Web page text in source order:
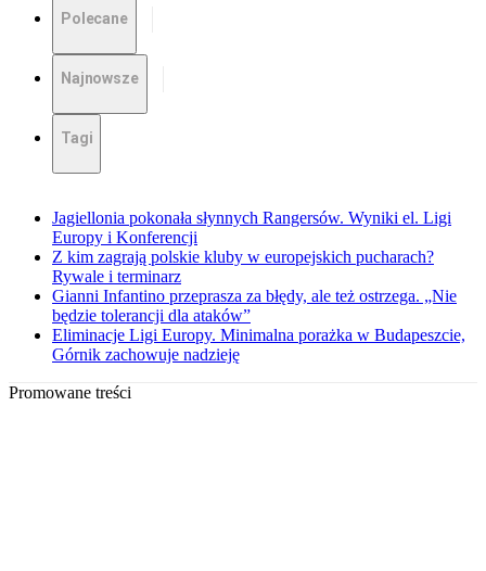
Polecane
Najnowsze
Tagi
Jagiellonia pokonała słynnych Rangersów. Wyniki el. Ligi
Europy i Konferencji
Z kim zagrają polskie kluby w europejskich pucharach?
Rywale i terminarz
Gianni Infantino przeprasza za błędy, ale też ostrzega. „Nie
będzie tolerancji dla ataków”
Eliminacje Ligi Europy. Minimalna porażka w Budapeszcie,
Górnik zachowuje nadzieję
Promowane treści